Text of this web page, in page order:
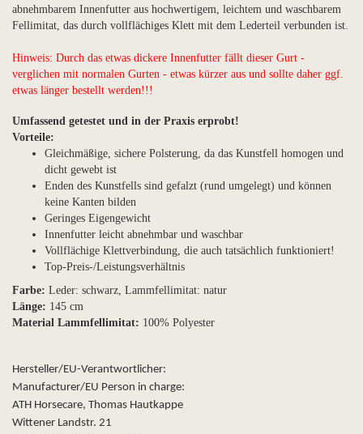
abnehmbarem Innenfutter aus hochwertigem, leichtem und waschbarem
Fellimitat, das durch vollflächiges Klett mit dem Lederteil verbunden ist.
Hinweis: Durch das etwas dickere Innenfutter fällt dieser Gurt -
verglichen mit normalen Gurten - etwas kürzer aus und sollte daher ggf.
etwas länger bestellt werden!!!
Umfassend getestet und in der Praxis erprobt!
Vorteile:
Gleichmäßige, sichere Polsterung, da das Kunstfell homogen und
dicht gewebt ist
Enden des Kunstfells sind gefalzt (rund umgelegt) und können
keine Kanten bilden
Geringes Eigengewicht
Innenfutter leicht abnehmbar und waschbar
Vollflächige Klettverbindung, die auch tatsächlich funktioniert!
Top-Preis-/Leistungsverhältnis
Farbe: Leder: schwarz, Lammfellimitat: natur
Länge: 145 cm
Material Lammfellimitat: 100% Polyester
Hersteller/EU-Verantwortlicher:
Manufacturer/EU Person in charge:
ATH Horsecare, Thomas Hautkappe
Wittener Landstr. 21